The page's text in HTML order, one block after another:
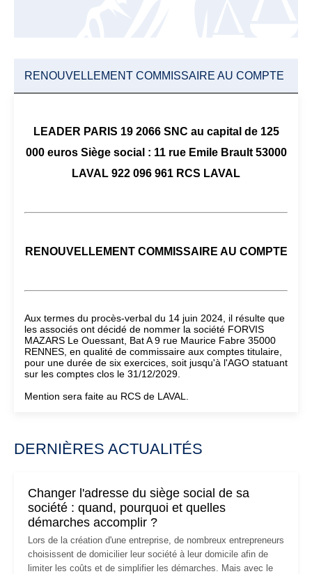
RENOUVELLEMENT COMMISSAIRE AU COMPTE
LEADER PARIS 19 2066 SNC au capital de 125
000 euros Siège social : 11 rue Emile Brault 53000
LAVAL 922 096 961 RCS LAVAL
RENOUVELLEMENT COMMISSAIRE AU COMPTE
Aux termes du procès-verbal du 14 juin 2024, il résulte que
les associés ont décidé de nommer la société FORVIS
MAZARS Le Ouessant, Bat A 9 rue Maurice Fabre 35000
RENNES, en qualité de commissaire aux comptes titulaire,
pour une durée de six exercices, soit jusqu'à l'AGO statuant
sur les comptes clos le 31/12/2029.
Mention sera faite au RCS de LAVAL.
DERNIÈRES ACTUALITÉS
Changer l'adresse du siège social de sa
société : quand, pourquoi et quelles
démarches accomplir ?
Lors de la création d'une entreprise, de nombreux entrepreneurs
choisissent de domicilier leur société à leur domicile afin de
limiter les coûts et de simplifier les démarches. Mais avec le